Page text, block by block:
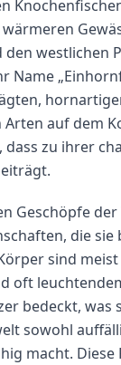
westlichen
Name
Arten auf dem
dass zu ihrer
Geschöpfe der
die sie
sind
oft
bedeckt, was
sowohl
macht. Diese